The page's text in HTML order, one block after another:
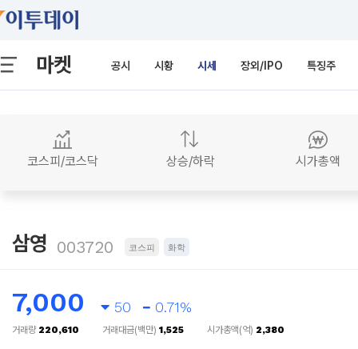
마켓 공시 시황 시세 장외/IPO 특징주
코스피/코스닥 상승/하락 시가총액
삼영 003720 코스피 화학
7,000 50 0.71%
거래량 220,610 거래대금(백만) 1,525 시가총액(억) 2,380